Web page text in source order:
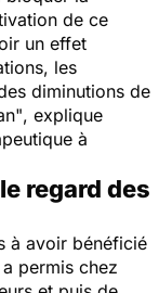
de ce
un effet
les
diminutions de
, explique
à
regard des
à avoir bénéficié
permis chez